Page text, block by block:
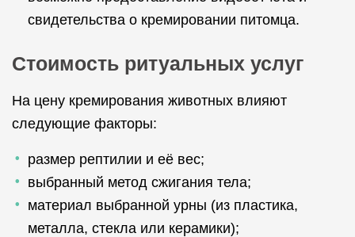
свидетельства о кремировании питомца.
Стоимость ритуальных услуг
На цену кремирования животных влияют
следующие факторы:
размер рептилии и её вес;
выбранный метод сжигания тела;
материал выбранной урны (из пластика,
металла, стекла или керамики);